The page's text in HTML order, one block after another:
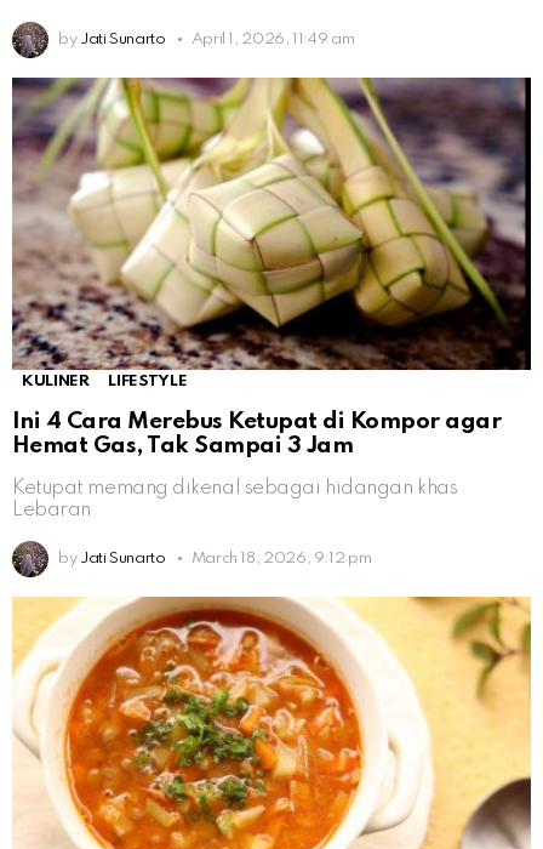
by Jati Sunarto April 1, 2026, 11:49 am
KULINER LIFESTYLE
Ini 4 Cara Merebus Ketupat di Kompor agar
Hemat Gas, Tak Sampai 3 Jam
Ketupat memang dikenal sebagai hidangan khas
Lebaran
by Jati Sunarto March 18, 2026, 9:12 pm